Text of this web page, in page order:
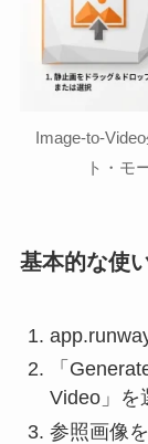
Image-to-
ト・モ
基本的な使
「
Video」を
参照画像